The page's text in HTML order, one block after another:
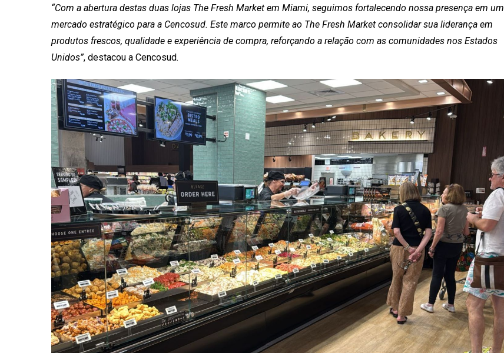
“Com a abertura destas duas lojas The Fresh Market em Miami, seguimos fortalecendo nossa presença em um
mercado estratégico para a Cencosud. Este marco permite ao The Fresh Market consolidar sua liderança em
produtos frescos, qualidade e experiência de compra, reforçando a relação com as comunidades nos Estados
Unidos”, destacou a Cencosud.